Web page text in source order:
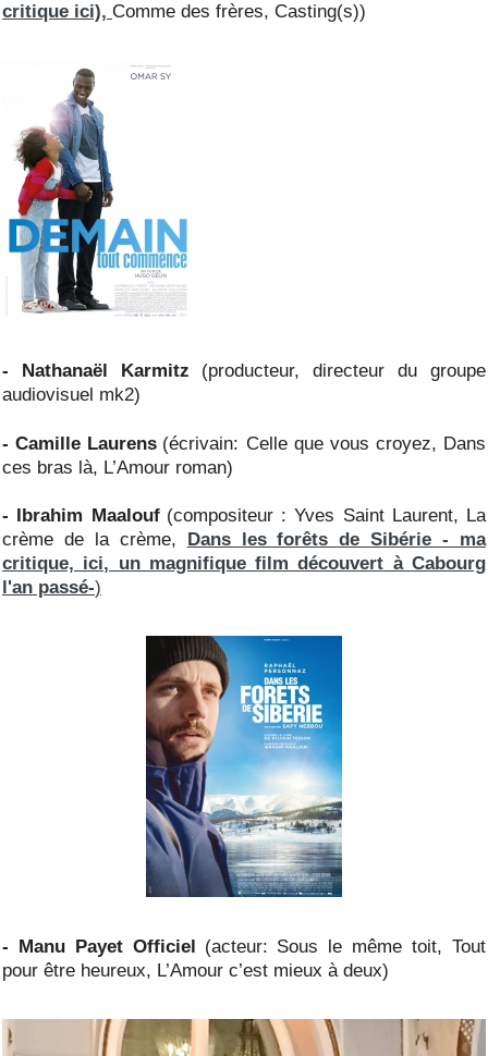
critique ici), Comme des frères, Casting(s))
- Nathanaël Karmitz
(producteur, directeur du groupe
audiovisuel mk2)
- Camille Laurens (écrivain: Celle que vous croyez, Dans
ces bras là, L’Amour roman)
- Ibrahim Maalouf (compositeur : Yves Saint Laurent, La
crème de la crème, Dans les forêts de Sibérie - ma
critique, ici, un magnifique film découvert à Cabourg
l'an passé-)
- Manu Payet Officiel (acteur: Sous le même toit, Tout
pour être heureux, L’Amour c’est mieux à deux)